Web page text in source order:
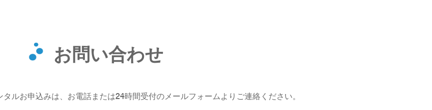
お問い合わせ
ルお申込みは、お電話または24時間受付のメールフォームよりご連絡ください。